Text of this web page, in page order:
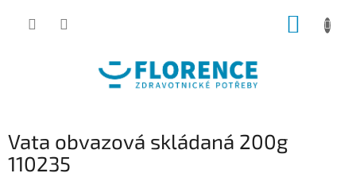
Vata obvazová skládaná 200g
110235